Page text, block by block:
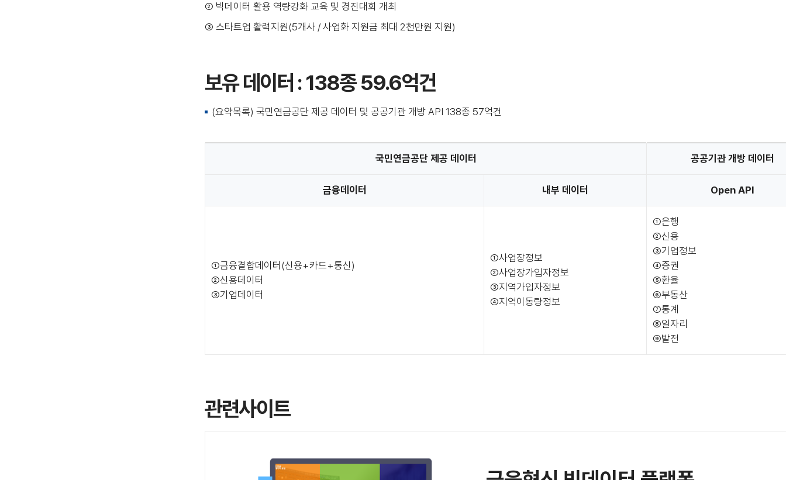
② 빅데이터 활용 역량강화 교육 및 경진대회 개최
③ 스타트업 활력지원(5개사 / 사업화 지원금 최대 2천만원 지원)
보유 데이터 : 138종 59.6억건
(요약목록) 국민연금공단 제공 데이터 및 공공기관 개방 API 138종 57억건
국민연금공단 제공 데이터 공공기관 개방 데이터
금융데이터 내부 데이터 Open API
①금융결합데이터(신용+카드+통신)
②신용데이터
③기업데이터
①사업장정보
②사업장가입자정보
③지역가입자정보
④지역이동량정보
①은행
②신용
③기업정보
④증권
⑤환율
⑥부동산
⑦통계
⑧일자리
⑨발전
관련사이트